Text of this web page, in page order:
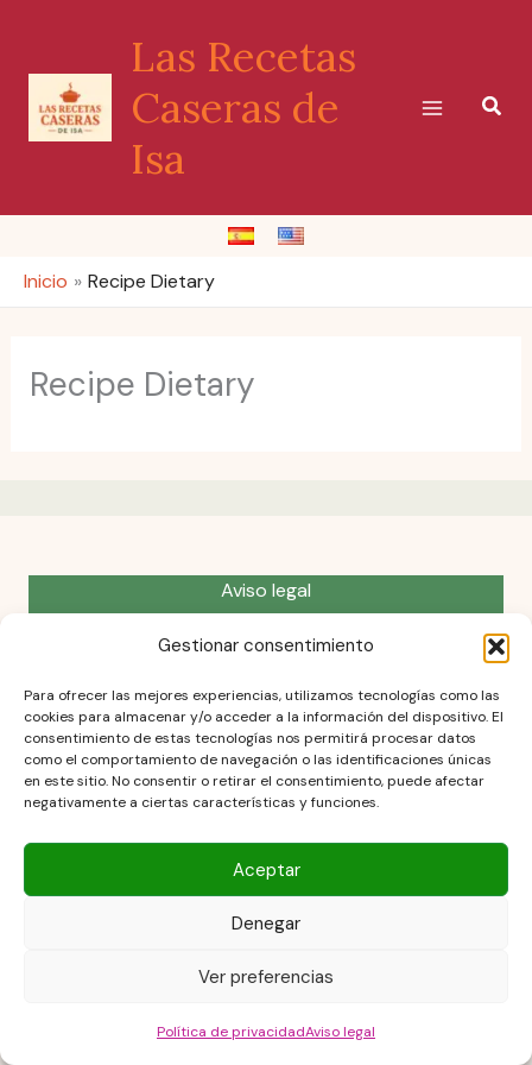
Gestionar consentimiento
Para ofrecer las mejores experiencias, utilizamos tecnologías como las
cookies para almacenar y/o acceder a la información del dispositivo. El
consentimiento de estas tecnologías nos permitirá procesar datos
como el comportamiento de navegación o las identificaciones únicas
en este sitio. No consentir o retirar el consentimiento, puede afectar
negativamente a ciertas características y funciones.
Aceptar
Denegar
Ver preferencias
Política de privacidadAviso legal
contenido
Las Recetas
Caseras de
Isa
Inicio Recipe Dietary
Recipe Dietary
Aviso legal
Contacto
DESCARGO DE RESPONSABILIDAD
POLÍTICA DE PRIVACIDAD
Términos y condiciones
Copyright © 2026 Las Recetas Caseras de Isa. Powered by Las
Recetas Caseras de Isa